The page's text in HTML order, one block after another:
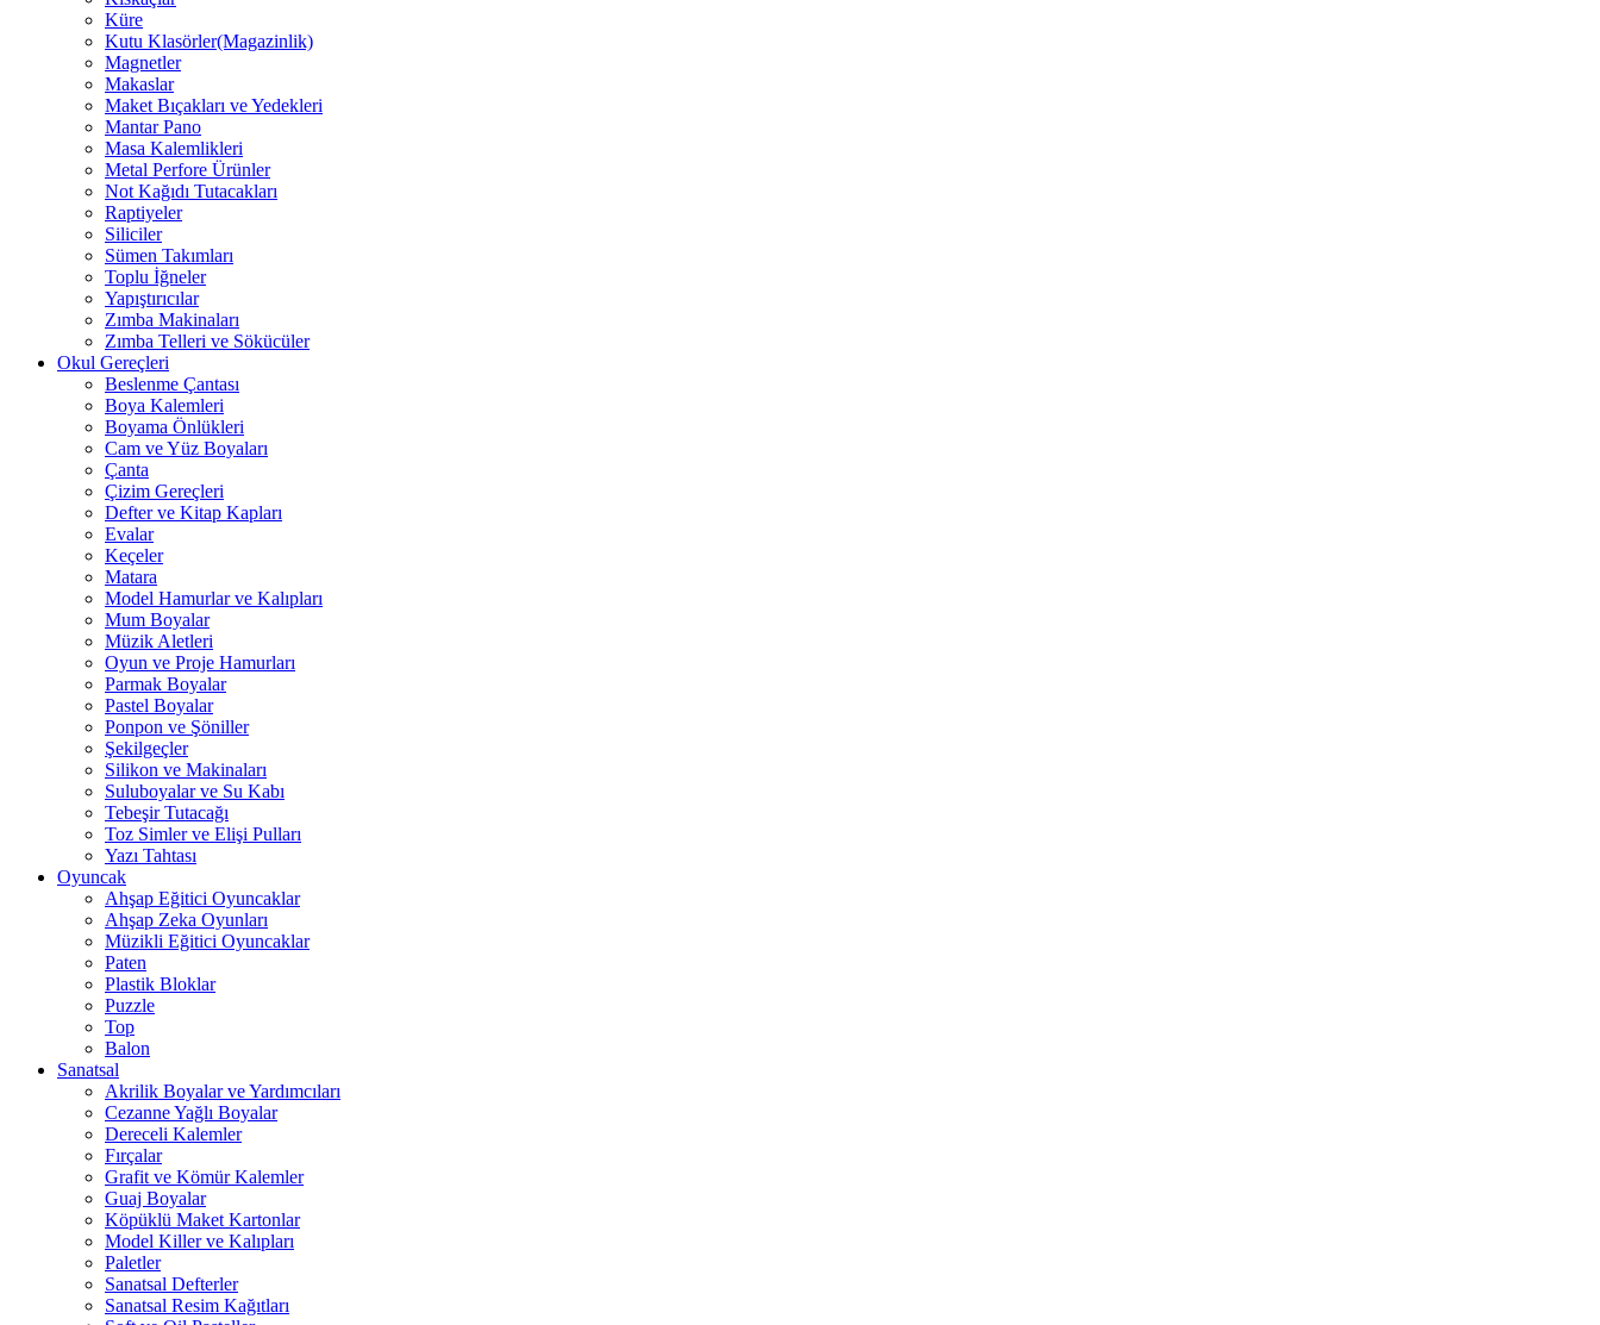
Küre
Kutu Klasörler(Magazinlik)
Magnetler
Makaslar
Maket Bıçakları ve Yedekleri
Mantar Pano
Masa Kalemlikleri
Metal Perfore Ürünler
Not Kağıdı Tutacakları
Raptiyeler
Siliciler
Sümen Takımları
Toplu İğneler
Yapıştırıcılar
Zımba Makinaları
Zımba Telleri ve Sökücüler
Okul Gereçleri
Beslenme Çantası
Boya Kalemleri
Boyama Önlükleri
Cam ve Yüz Boyaları
Çanta
Çizim Gereçleri
Defter ve Kitap Kapları
Evalar
Keçeler
Matara
Model Hamurlar ve Kalıpları
Mum Boyalar
Müzik Aletleri
Oyun ve Proje Hamurları
Parmak Boyalar
Pastel Boyalar
Ponpon ve Şöniller
Şekilgeçler
Silikon ve Makinaları
Suluboyalar ve Su Kabı
Tebeşir Tutacağı
Toz Simler ve Elişi Pulları
Yazı Tahtası
Oyuncak
Ahşap Eğitici Oyuncaklar
Ahşap Zeka Oyunları
Müzikli Eğitici Oyuncaklar
Paten
Plastik Bloklar
Puzzle
Top
Balon
Sanatsal
Akrilik Boyalar ve Yardımcıları
Cezanne Yağlı Boyalar
Dereceli Kalemler
Fırçalar
Grafit ve Kömür Kalemler
Guaj Boyalar
Köpüklü Maket Kartonlar
Model Killer ve Kalıpları
Paletler
Sanatsal Defterler
Sanatsal Resim Kağıtları